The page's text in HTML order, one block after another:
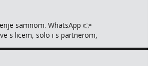
samnom. WhatsApp 👉
s licem, solo i s partnerom,